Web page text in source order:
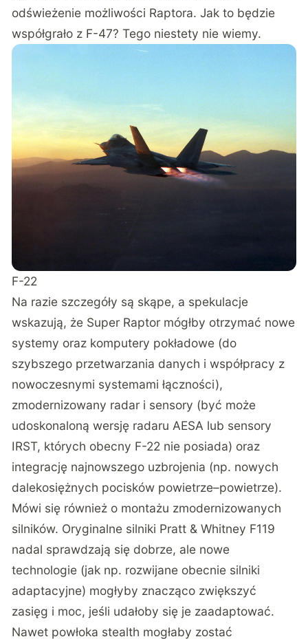
odświeżenie możliwości Raptora. Jak to będzie
współgrało z F-47? Tego niestety nie wiemy.
F-22
Na razie szczegóły są skąpe, a spekulacje
wskazują, że Super Raptor mógłby otrzymać nowe
systemy oraz komputery pokładowe (do
szybszego przetwarzania danych i współpracy z
nowoczesnymi systemami łączności),
zmodernizowany radar i sensory (być może
udoskonaloną wersję radaru AESA lub sensory
IRST, których obecny F-22 nie posiada) oraz
integrację najnowszego uzbrojenia (np. nowych
dalekosiężnych pocisków powietrze–powietrze).
Mówi się również o montażu zmodernizowanych
silników. Oryginalne silniki Pratt & Whitney F119
nadal sprawdzają się dobrze, ale nowe
technologie (jak np. rozwijane obecnie silniki
adaptacyjne) mogłyby znacząco zwiększyć
zasięg i moc, jeśli udałoby się je zaadaptować.
Nawet powłoka stealth mogłaby zostać